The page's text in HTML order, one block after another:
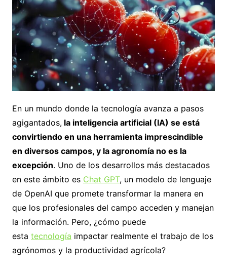
En un mundo donde la tecnología avanza a pasos
agigantados,la inteligencia artificial (IA) se está
convirtiendo en una herramienta imprescindible
en diversos campos, y la agronomía no es la
excepción. Uno de los desarrollos más destacados
en este ámbito es Chat GPT, un modelo de lenguaje
de OpenAI que promete transformar la manera en
que los profesionales del campo acceden y manejan
la información. Pero, ¿cómo puede
esta tecnología impactar realmente el trabajo de los
agrónomos y la productividad agrícola?